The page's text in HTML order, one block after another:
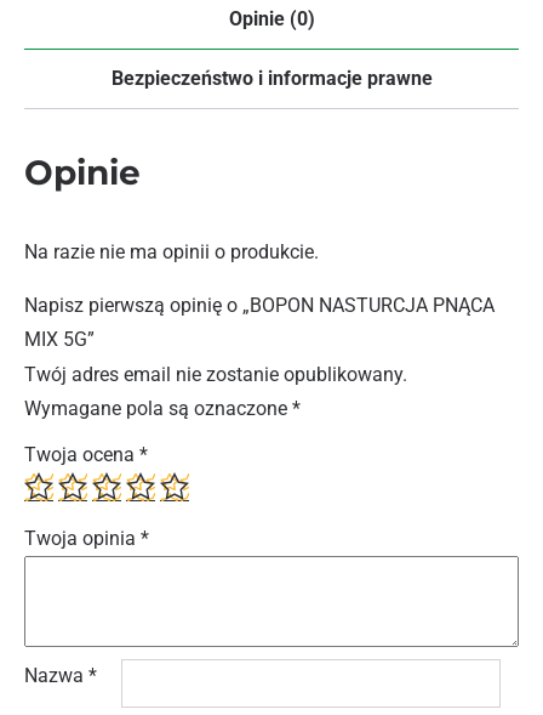
Opinie (0)
Bezpieczeństwo i informacje prawne
Opinie
Na razie nie ma opinii o produkcie.
Napisz pierwszą opinię o „BOPON NASTURCJA PNĄCA
MIX 5G”
Twój adres email nie zostanie opublikowany.
Wymagane pola są oznaczone *
Twoja ocena *
Twoja opinia *
Nazwa *